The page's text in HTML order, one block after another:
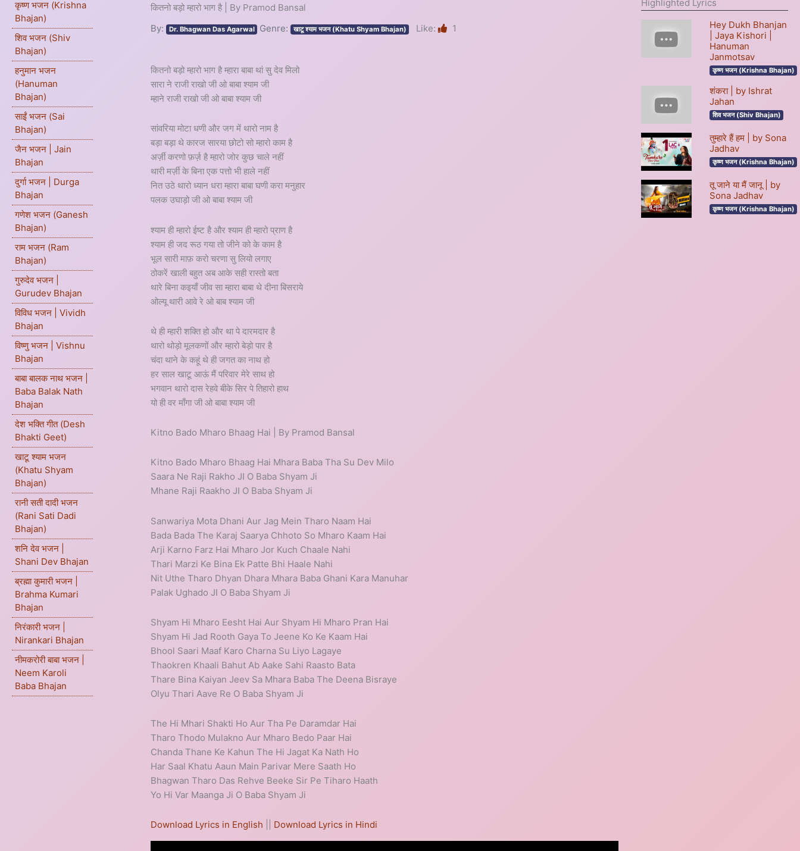
कृष्ण भजन (Krishna
Bhajan)
शिव भजन (Shiv
Bhajan)
हनुमान भजन
(Hanuman
Bhajan)
साईं भजन (Sai
Bhajan)
जैन भजन | Jain
Bhajan
दुर्गा भजन | Durga
Bhajan
गणेश भजन (Ganesh
Bhajan)
राम भजन (Ram
Bhajan)
गुरुदेव भजन |
Gurudev Bhajan
विविध भजन | Vividh
Bhajan
विष्णु भजन | Vishnu
Bhajan
बाबा बालक नाथ भजन |
Baba Balak Nath
Bhajan
देश भक्ति गीत (Desh
Bhakti Geet)
खाटू श्याम भजन
(Khatu Shyam
Bhajan)
रानी सती दादी भजन
(Rani Sati Dadi
Bhajan)
शनि देव भजन |
Shani Dev Bhajan
ब्रह्मा कुमारी भजन |
Brahma Kumari
Bhajan
निरंकारी भजन |
Nirankari Bhajan
नीमकरोरी बाबा भजन |
Neem Karoli
Baba Bhajan
कितनो बड़ो म्हारो भाग है | By Pramod Bansal
By: Dr. Bhagwan Das Agarwal Genre: खाटू श्याम भजन (Khatu Shyam Bhajan) Like: 1
कितनो बड़ो म्हारो भाग है म्हारा बाबा थां सु देव मिलो
सारा ने राजी राखो जी ओ बाबा श्याम जी
म्हाने राजी राखो जी ओ बाबा श्याम जी
सांवरिया मोटा धणी और जग में थारो नाम है
बड़ा बड़ा थे कारज सारया छोटो सो म्हारो काम है
अर्ज़ी करणो फ़र्ज़ है म्हारो जोर कुछ चाले नहीं
थारी मर्ज़ी के बिना एक पत्तो भी हाले नहीं
नित उठे थारो ध्यान धरा म्हारा बाबा घणी करा मनुहार
पलक उघाड़ो जी ओ बाबा श्याम जी
श्याम ही म्हारो ईष्ट है और श्याम ही म्हारो प्राण है
श्याम ही जद रूठ गया तो जीने को के काम है
भूल सारी माफ़ करो चरणा सु लियो लगाए
ठोकरें खाली बहुत अब आके सही रास्तो बता
थारे बिना कइयाँ जीव सा म्हारा बाबा थे दीना बिसराये
ओल्यू थारी आवे रे ओ बाब श्याम जी
थे ही म्हारी शक्ति हो और था पे दारमदार है
थारो थोड़ो मूलकणों और म्हारो बेड़ो पार है
चंदा थाने के कहूं थे ही जगत का नाथ हो
हर साल खाटू आऊं मैं परिवार मेरे साथ हो
भगवान थारो दास रेहवे बीके सिर पे तिहारो हाथ
यो ही वर माँगा जी ओ बाबा श्याम जी
Kitno Bado Mharo Bhaag Hai | By Pramod Bansal
Kitno Bado Mharo Bhaag Hai Mhara Baba Tha Su Dev Milo
Saara Ne Raji Rakho JI O Baba Shyam Ji
Mhane Raji Raakho JI O Baba Shyam Ji
Sanwariya Mota Dhani Aur Jag Mein Tharo Naam Hai
Bada Bada The Karaj Saarya Chhoto So Mharo Kaam Hai
Arji Karno Farz Hai Mharo Jor Kuch Chaale Nahi
Thari Marzi Ke Bina Ek Patte Bhi Haale Nahi
Nit Uthe Tharo Dhyan Dhara Mhara Baba Ghani Kara Manuhar
Palak Ughado JI O Baba Shyam Ji
Shyam Hi Mharo Eesht Hai Aur Shyam Hi Mharo Pran Hai
Shyam Hi Jad Rooth Gaya To Jeene Ko Ke Kaam Hai
Bhool Saari Maaf Karo Charna Su Liyo Lagaye
Thaokren Khaali Bahut Ab Aake Sahi Raasto Bata
Thare Bina Kaiyan Jeev Sa Mhara Baba The Deena Bisraye
Olyu Thari Aave Re O Baba Shyam Ji
The Hi Mhari Shakti Ho Aur Tha Pe Daramdar Hai
Tharo Thodo Mulakno Aur Mharo Bedo Paar Hai
Chanda Thane Ke Kahun The Hi Jagat Ka Nath Ho
Har Saal Khatu Aaun Main Parivar Mere Saath Ho
Bhagwan Tharo Das Rehve Beeke Sir Pe Tiharo Haath
Yo Hi Var Maanga Ji O Baba Shyam Ji
Download Lyrics in English Download Lyrics in Hindi
Highlighted Lyrics
Hey Dukh Bhanjan
| Jaya Kishori |
Hanuman
Janmotsav
कृष्ण भजन (Krishna Bhajan)
शंकरा | by Ishrat
Jahan
शिव भजन (Shiv Bhajan)
तुम्हारे हैं हम | by Sona
Jadhav
कृष्ण भजन (Krishna Bhajan)
तू जाने या मैं जानू | by
Sona Jadhav
कृष्ण भजन (Krishna Bhajan)